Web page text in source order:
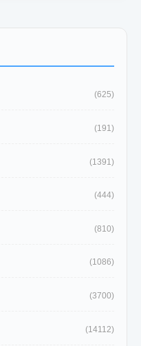
(625)
(191)
(1391)
(444)
(810)
(1086)
(3700)
(14112)